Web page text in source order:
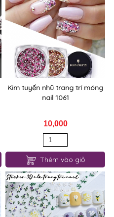
Kim tuyến nhũ trang trí móng
nail 1061
10,000
Thêm vào giỏ